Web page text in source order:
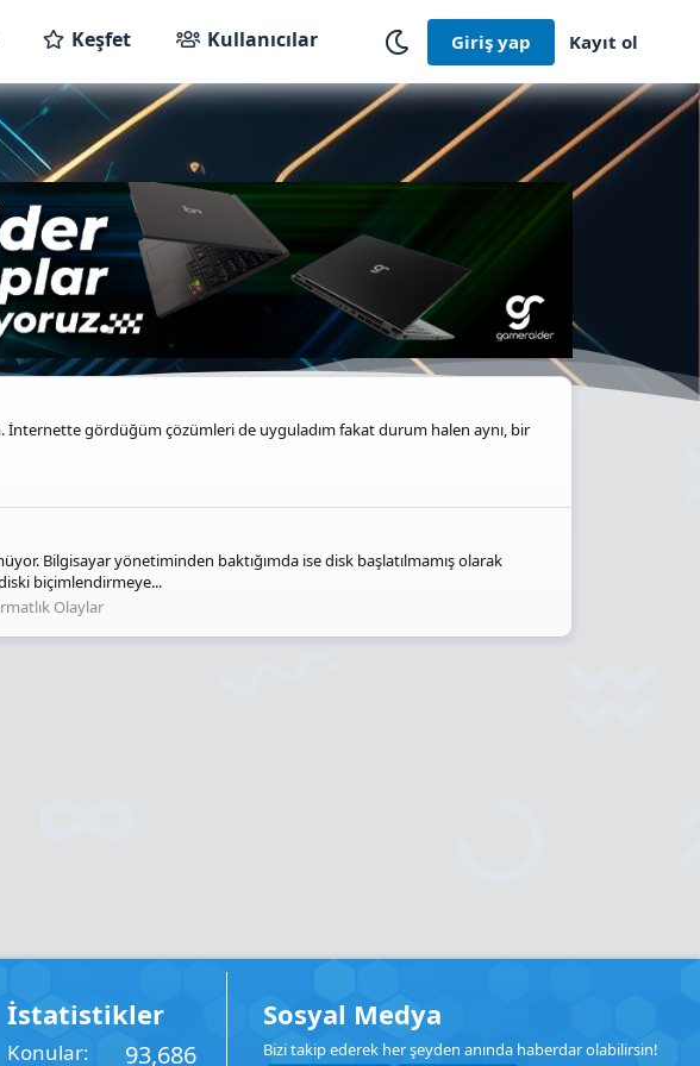
Keşfet Kullanıcılar Giriş yap Kayıt ol
İnternette gördüğüm çözümleri de uyguladım fakat durum halen aynı, bir
Bilgisayar yönetiminden baktığımda ise disk başlatılmamış olarak
biçimlendirmeye...
Olaylar
İstatistikler
Konular 93,686
Sosyal Medya
Bizi takip ederek her şeyden anında haberdar olabilirsin!